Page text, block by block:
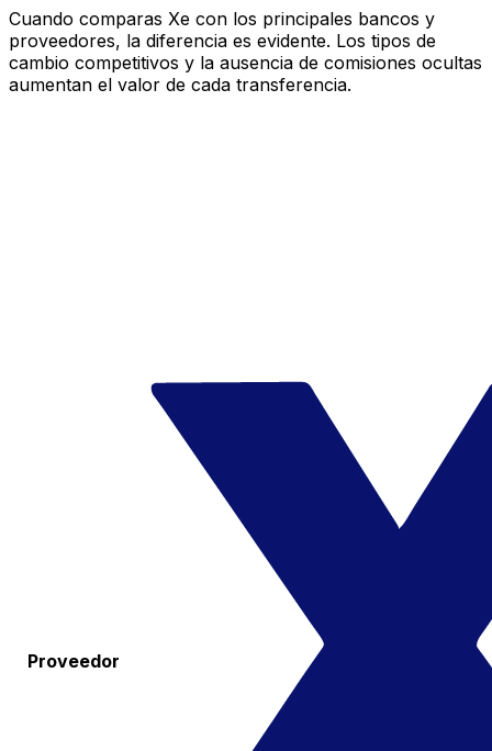
Cuando comparas Xe con los principales bancos y
proveedores, la diferencia es evidente. Los tipos de
cambio competitivos y la ausencia de comisiones ocultas
aumentan el valor de cada transferencia.
Proveedor